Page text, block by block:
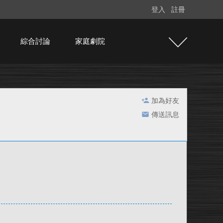
登入 註冊
綜合討論 家庭劇院
加為好友
傳送訊息